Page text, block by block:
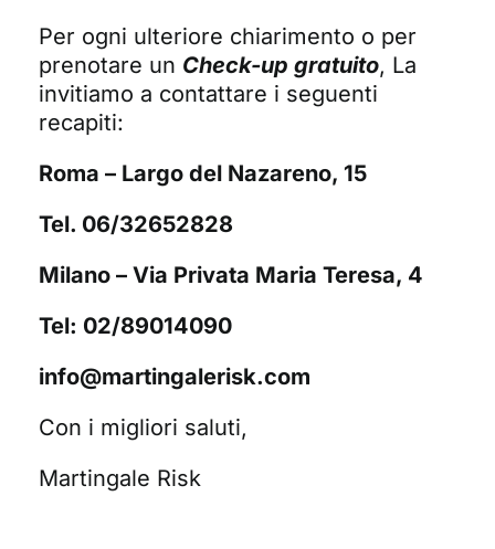
Per ogni ulteriore chiarimento o per
prenotare un Check-up gratuito, La
invitiamo a contattare i seguenti
recapiti:
Roma – Largo del Nazareno, 15
Tel. 06/32652828
Milano – Via Privata Maria Teresa, 4
Tel: 02/89014090
info@martingalerisk.com
Con i migliori saluti,
Martingale Risk